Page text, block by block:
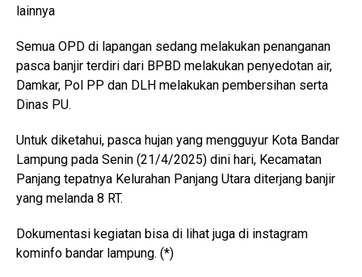
lainnya
Semua OPD di lapangan sedang melakukan penanganan
pasca banjir terdiri dari BPBD melakukan penyedotan air,
Damkar, Pol PP dan DLH melakukan pembersihan serta
Dinas PU.
Untuk diketahui, pasca hujan yang mengguyur Kota Bandar
Lampung pada Senin (21/4/2025) dini hari, Kecamatan
Panjang tepatnya Kelurahan Panjang Utara diterjang banjir
yang melanda 8 RT.
Dokumentasi kegiatan bisa di lihat juga di instagram
kominfo bandar lampung. (*)